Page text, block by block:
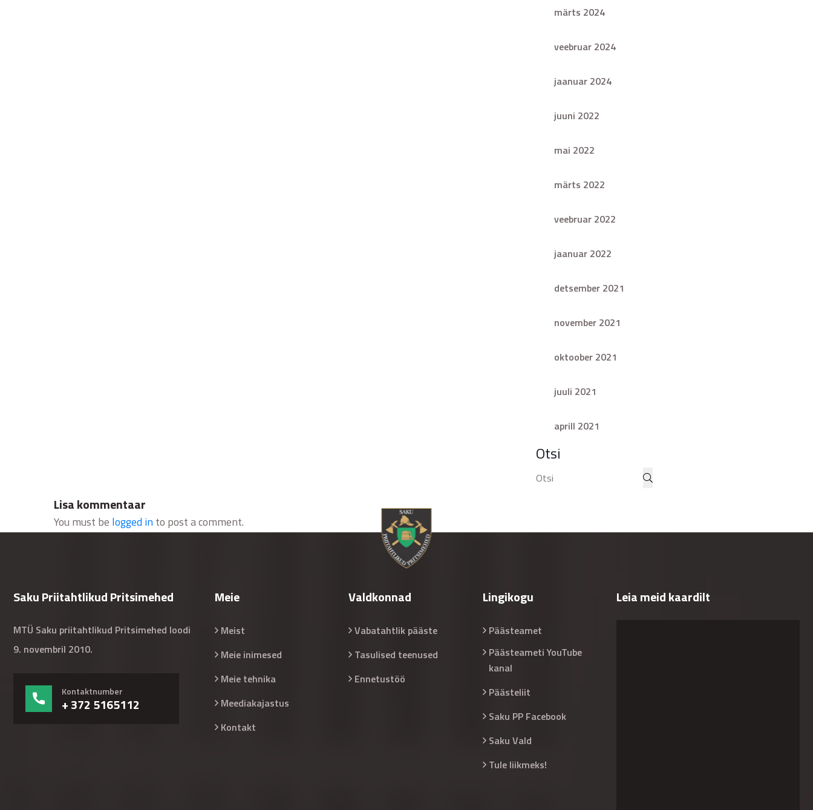
märts 2024
veebruar 2024
jaanuar 2024
juuni 2022
mai 2022
märts 2022
veebruar 2022
jaanuar 2022
detsember 2021
november 2021
oktoober 2021
juuli 2021
aprill 2021
Otsi
Lisa kommentaar
You must be logged into post a comment.
Saku Priitahtlikud Pritsimehed
MTÜ Saku priitahtlikud Pritsimehed loodi
9. novembril 2010.
Kontaktnumber
+ 372 5165112
Meie
Meist
Meie inimesed
Meie tehnika
Meediakajastus
Kontakt
Valdkonnad
Vabatahtlik pääste
Tasulised teenused
Ennetustöö
Lingikogu
Päästeamet
Päästeameti YouTube
kanal
Päästeliit
Saku PP Facebook
Saku Vald
Tule liikmeks!
Leia meid kaardilt